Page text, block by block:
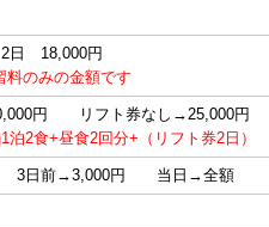
2日 18,000円
料のみの金額です
円 リフト券なし→25,000円
泊2食+昼食2回分+（リフト券2日）
3日前→3,000円 当日→全額